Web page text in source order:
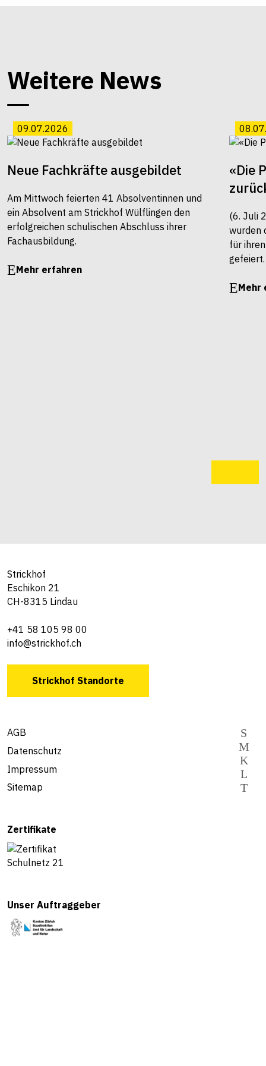
Weitere News
09.07.2026
Neue Fachkräfte ausgebildet
Am Mittwoch feierten 41 Absolventinnen und
ein Absolvent am Strickhof Wülflingen den
erfolgreichen schulischen Abschluss ihrer
Fachausbildung.
Mehr erfahren
«Die
(6. Juli
wurden
für
gefeiert.
Mehr
Strickhof
Eschikon 21
CH-8315 Lindau
+41 58 105 98 00
info@strickhof.ch
Strickhof Standorte
AGB
Datenschutz
Impressum
Sitemap
Zertifikate
Unser Auftraggeber